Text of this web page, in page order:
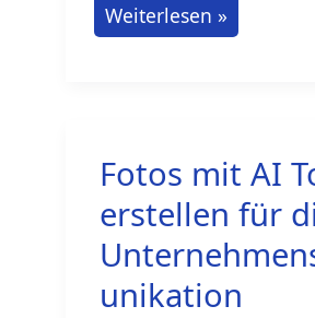
Online
Bewerbungsgespräche
Weiterlesen »
Fotos mit AI
erstellen für
unikation